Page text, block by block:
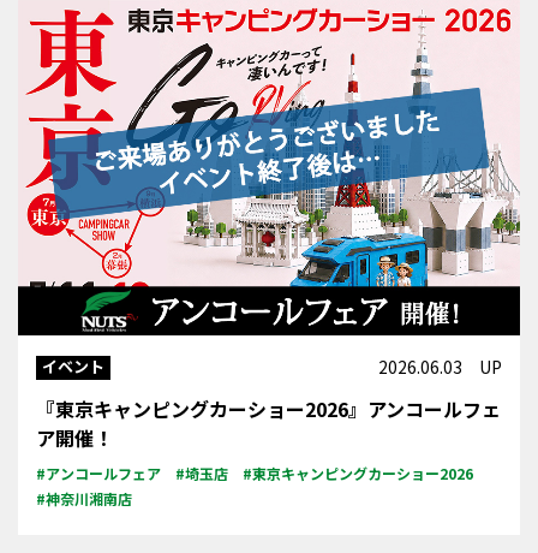
イベント 2026.06.03 UP
『東京キャンピングカーショー2026』アンコールフェ
ア開催！
#アンコールフェア #埼玉店
#東京キャンピングカーショー2026
#神奈川湘南店